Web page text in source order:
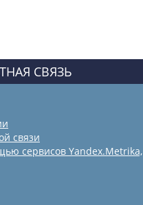
СВЯЗЬ
связи
сервисов Yandex.Metrika,